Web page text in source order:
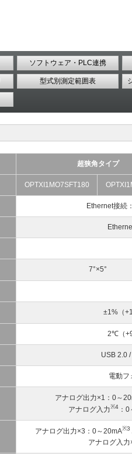
ソフトウェア・PLC連携
型式別測定範囲表
超狭角タイプ
OPTXI1MO7SFT180
Ethernet接続
7°×5°
±1%（
2℃（
USB 2.0
電動フ
アナログ出力×1：0～
アナログ入力※4：0
アナログ出力×3：0～20mA※3
アナログ入